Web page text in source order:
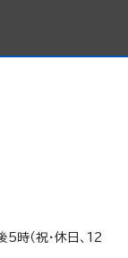
時（祝・休日、12